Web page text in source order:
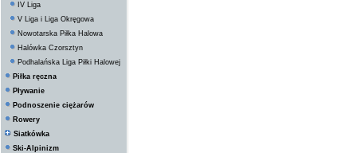
IV Liga
V Liga i Liga Okręgowa
Nowotarska Piłka Halowa
Halówka Czorsztyn
Podhalańska Liga Piłki Halowej
Piłka ręczna
Pływanie
Podnoszenie ciężarów
Rowery
Siatkówka
Ski-Alpinizm